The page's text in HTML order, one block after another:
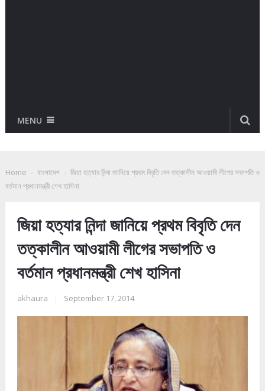
MENU
Home - বাংলাদেশ - জিয়া হত্যার নিন্দা জানিয়ে প্রথম বিবৃতি দেন তত্কালীন আওয়ামী লীগের সভাপতি ও
বর্তমান প্রধানমন্ত্রী শেখ হাসিনা
জিয়া হত্যার নিন্দা জানিয়ে প্রথম বিবৃতি দেন
তত্কালীন আওয়ামী লীগের সভাপতি ও
বর্তমান প্রধানমন্ত্রী শেখ হাসিনা
akhaura September 17, 2014